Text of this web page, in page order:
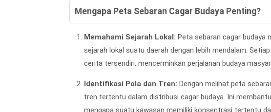
Mengapa Peta Sebaran Cagar Budaya Penting?
Memahami Sejarah Lokal: Peta sebaran cagar budaya
sejarah lokal suatu daerah dengan lebih mendalam.
cerita tersendiri, mencerminkan perjalanan budaya
Identifikasi Pola dan Tren: Dengan melihat peta
tren tertentu dalam distribusi cagar budaya. Ini
mengapa suatu kawasan memiliki konsentrasi tertentu